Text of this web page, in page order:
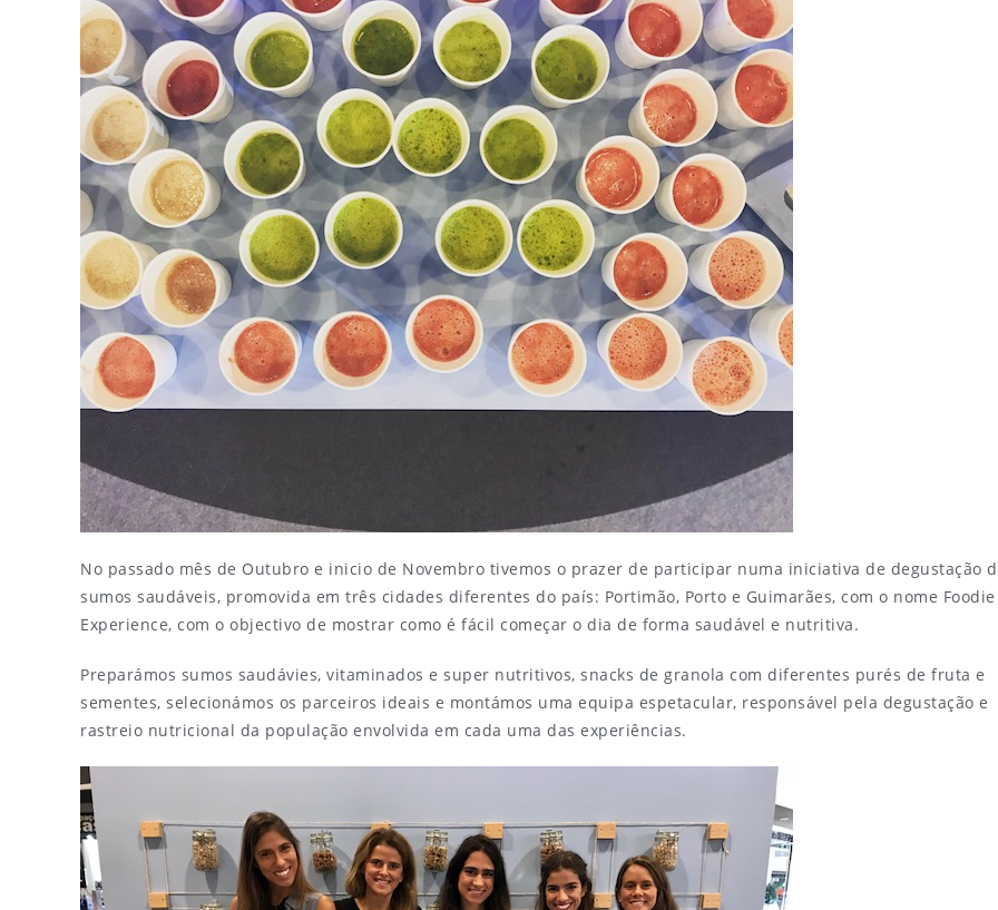
No passado mês de Outubro e inicio de Novembro tivemos o prazer de participar numa iniciativa de degustação
sumos saudáveis, promovida em três cidades diferentes do país: Portimão, Porto e Guimarães, com o nome Foodie
Experience, com o objectivo de mostrar como é fácil começar o dia de forma saudável e nutritiva.
Preparámos sumos saudávies, vitaminados e super nutritivos, snacks de granola com diferentes purés de fruta e
sementes, selecionámos os parceiros ideais e montámos uma equipa espetacular, responsável pela degustação e
rastreio nutricional da população envolvida em cada uma das experiências.